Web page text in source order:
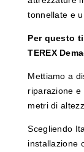
tonnellate e
Per questo
TEREX
Mettiamo a
riparazione
metri di
Scegliendo
installazione